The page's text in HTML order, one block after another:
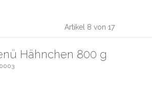
Artikel 8 von 17
Hähnchen 800 g